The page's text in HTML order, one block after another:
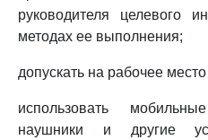
руководителя целевого
методах ее выполнения;
допускать на рабочее
использовать
наушники и другие